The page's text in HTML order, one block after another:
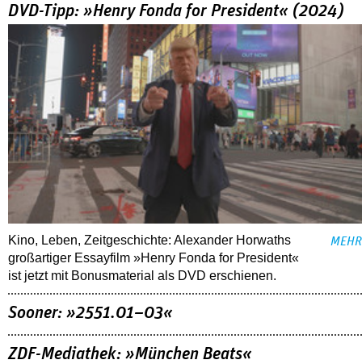
DVD-Tipp: »Henry Fonda for President« (2024)
Kino, Leben, Zeitgeschichte: Alexander Horwaths
großartiger Essayfilm »Henry Fonda for President«
ist jetzt mit Bonusmaterial als DVD erschienen.
MEHR
Sooner: »2551.01–03«
ZDF-Mediathek: »München Beats«